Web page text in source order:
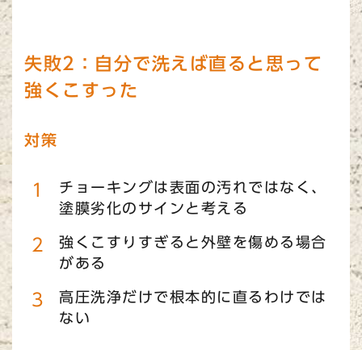
失敗2：自分で洗えば直ると思って
強くこすった
対策
チョーキングは表面の汚れではなく、
塗膜劣化のサインと考える
強くこすりすぎると外壁を傷める場合
がある
高圧洗浄だけで根本的に直るわけでは
ない